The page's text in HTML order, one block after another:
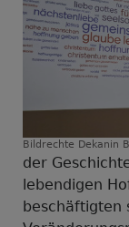
Bildrechte Dekanin
der
lebendigen
beschäftigten